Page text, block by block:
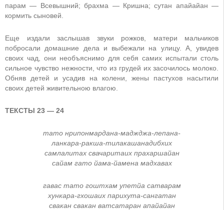
парам — Всевышний; брахма — Кришна; сутан апайайан —
кормить сыновей.
Еще издали заслышав звуки рожков, матери мальчиков
побросали домашние дела и выбежали на улицу. А, увидев
своих чад, они необъяснимо для себя самих испытали столь
сильное чувство нежности, что из грудей их засочилось молоко.
Обняв детей и усадив на колени, жены пастухов насытили
своих детей живительною влагою.
ТЕКСТЫ 23 — 24
тато нрипонмардана-маджджа-лепана-
ланкара-ракша-тилакашанадибхих
самлалитах свачаритаих прахаршайан
сайам гато йама-йамена мадхавах
гавас тато гоштхам упетйа сатварам
хункара-гхошаих парихута-сангатан
свакан свакан ватсатаран апайайан